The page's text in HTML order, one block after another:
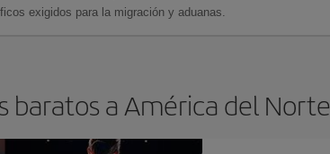
exigidos para la migración y aduanas.
baratos a América del Norte